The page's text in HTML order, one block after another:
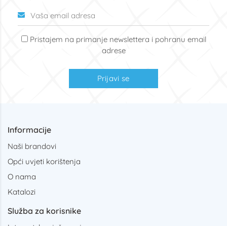
Pristajem na primanje newslettera i pohranu email
adrese
Prijavi se
Informacije
Naši brandovi
Opći uvjeti korištenja
O nama
Katalozi
Služba za korisnike